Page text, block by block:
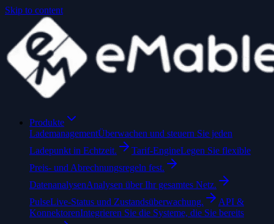
Skip to content
Produkte
LademanagementÜberwachen und steuern Sie jeden
Ladepunkt in Echtzeit.
Tarif-EngineLegen Sie flexible
Preis- und Abrechnungsregeln fest.
DatenanalysenAnalysen über Ihr gesamtes Netz.
PulseLive-Status und Zustandsüberwachung.
API &
KonnektorenIntegrieren Sie die Systeme, die Sie bereits